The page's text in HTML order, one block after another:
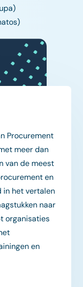
Procurement
meer dan
van de meest
en
in het vertalen
naar
organisaties
en